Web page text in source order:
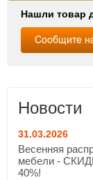
Нашли товар
Новости
31.03.2026
Весенняя
мебели -
40%!